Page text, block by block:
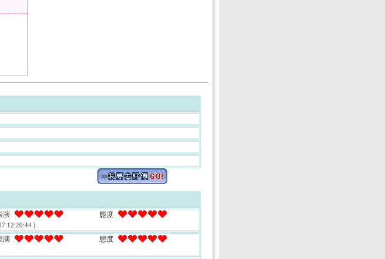
演 態度
12:20:44 )
演 態度